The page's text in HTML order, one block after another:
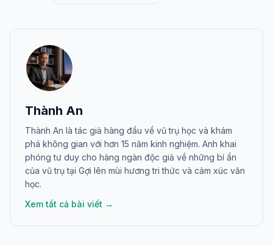
Thành An
Thành An là tác giả hàng đầu về vũ trụ học và khám
phá không gian với hơn 15 năm kinh nghiệm. Anh khai
phóng tư duy cho hàng ngàn độc giả về những bí ẩn
của vũ trụ tại Gợi lên mùi hương tri thức và cảm xúc văn
học.
Xem tất cả bài viết →